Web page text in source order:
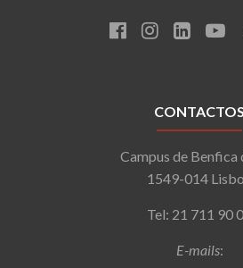
CONTACTOS
Campus de Benfica
1549-014
Tel: 21 711 90
E-mails: